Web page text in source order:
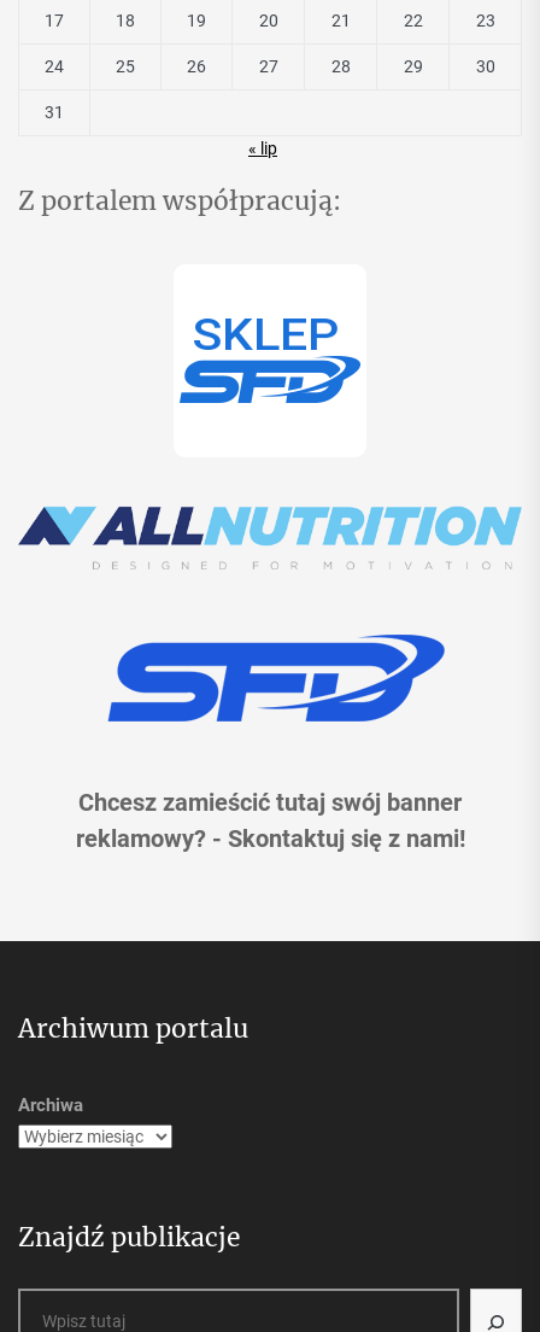
17 18 19 20 21 22 23
24 25 26 27 28 29 30
31
« lip
Z portalem współpracują:
Chcesz zamieścić tutaj swój banner
reklamowy? - Skontaktuj się z nami!
Archiwum portalu
Archiwa
Znajdź publikacje